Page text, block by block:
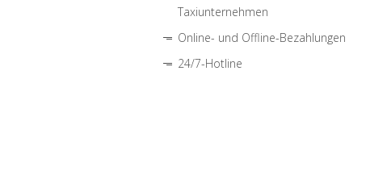
Taxiunternehmen
Online- und Offline-Bezahlungen
24/7-Hotline